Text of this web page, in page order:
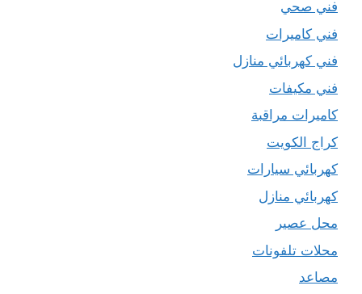
فني صحي
فني كاميرات
فني كهربائي منازل
فني مكيفات
كاميرات مراقبة
كراج الكويت
كهربائي سيارات
كهربائي منازل
محل عصير
محلات تلفونات
مصاعد